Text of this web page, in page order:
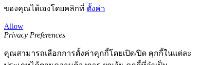
ของคุณได้เองโดยคลิกที่ ตั้งค่า
Allow
Privacy Preferences
คุณสามารถเลือกการตั้งค่าคุกกี้โดยเปิด/ปิด คุกกี้ในแต่ละ